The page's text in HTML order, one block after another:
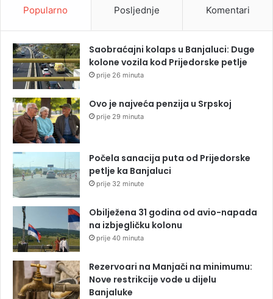
Popularno Posljednje Komentari
Saobraćajni kolaps u Banjaluci: Duge
kolone vozila kod Prijedorske petlje
prije 26 minuta
Ovo je najveća penzija u Srpskoj
prije 29 minuta
Počela sanacija puta od Prijedorske
petlje ka Banjaluci
prije 32 minute
Obilježena 31 godina od avio-napada
na izbjegličku kolonu
prije 40 minuta
Rezervoari na Manjači na minimumu:
Nove restrikcije vode u dijelu
Banjaluke